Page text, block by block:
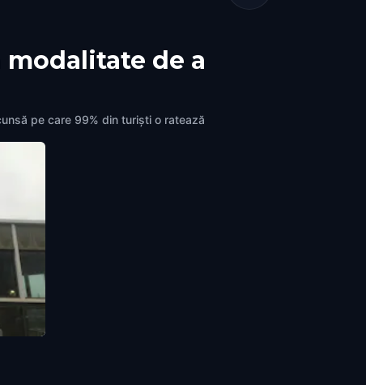
modalitate de a
pe care 99% din turiști o ratează